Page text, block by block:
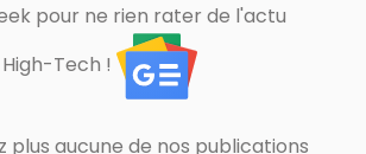
pour ne rien rater de l'actu
High-Tech !
plus aucune de nos publications